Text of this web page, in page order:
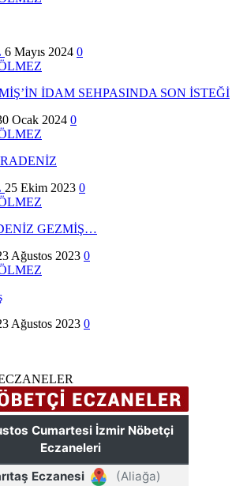
6 Mayıs 2024 0
İDAM SEHPASINDA SON İSTEĞİ
Ocak 2024 0
25 Ekim 2023 0
GEZMİŞ…
Ağustos 2023 0
Ağustos 2023 0